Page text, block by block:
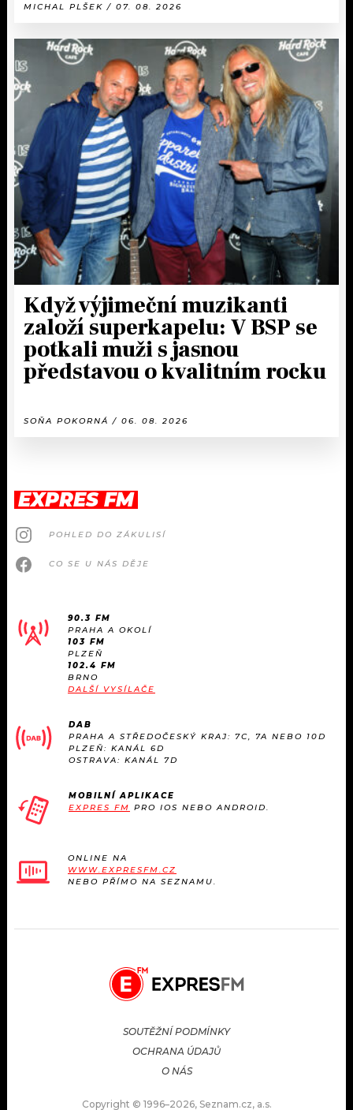
MICHAL PLŠEK / 07. 08. 2026
Když výjimeční muzikanti
založí superkapelu: V BSP se
potkali muži s jasnou
představou o kvalitním rocku
SOŇA POKORNÁ / 06. 08. 2026
EXPRES FM
POHLED DO ZÁKULISÍ
CO SE U NÁS DĚJE
90.3 FM
PRAHA A OKOLÍ
103 FM
PLZEŇ
102.4 FM
BRNO
DALŠÍ VYSÍLAČE
DAB
PRAHA A STŘEDOČESKÝ KRAJ: 7C, 7A NEBO 10D
PLZEŇ: KANÁL 6D
OSTRAVA: KANÁL 7D
MOBILNÍ APLIKACE
EXPRES FM PRO IOS NEBO ANDROID.
ONLINE NA
WWW.EXPRESFM.CZ
NEBO PŘÍMO NA SEZNAMU.
SOUTĚŽNÍ PODMÍNKY
OCHRANA ÚDAJŮ
O NÁS
Copyright © 1996–2026, Seznam.cz, a.s.